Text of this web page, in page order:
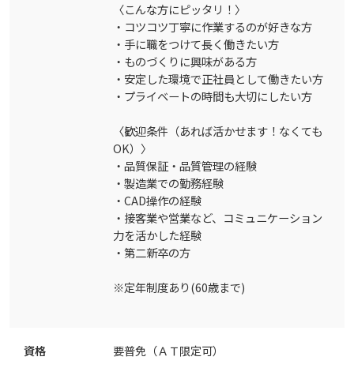
〈こんな方にピッタリ！〉
・コツコツ丁寧に作業するのが好きな方
・手に職をつけて長く働きたい方
・ものづくりに興味がある方
・安定した環境で正社員として働きたい方
・プライベートの時間も大切にしたい方
〈歓迎条件（あれば活かせます！なくても
OK）〉
・品質保証・品質管理の経験
・製造業での勤務経験
・CAD操作の経験
・接客業や営業など、コミュニケーション
力を活かした経験
・第二新卒の方
※定年制度あり(60歳まで)
資格 要普免（ＡＴ限定可）